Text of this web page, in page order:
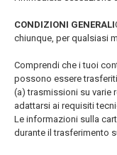
CONDIZIONI GENERALI
chiunque, per qualsiasi
Comprendi che i tuoi
possono essere
(a) trasmissioni su varie
adattarsi ai requisiti
Le informazioni sulla
durante il trasferimento